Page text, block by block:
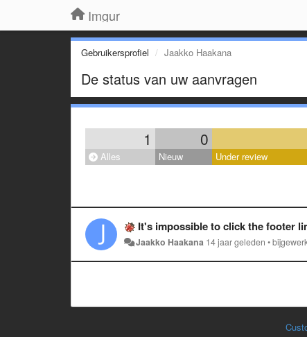
Imgur
Gebruikersprofiel Jaakko Haakana
De status van uw aanvragen
1 0
Alles Nieuw Under review
It's impossible to click the footer links on many pages since there is an
Jaakko Haakana 14 jaar geleden •